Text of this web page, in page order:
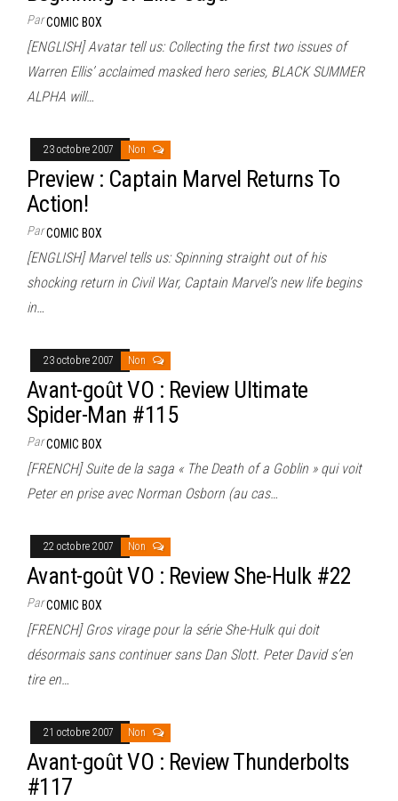
ParCOMIC BOX
[ENGLISH] Avatar tell us: Collecting the first two issues of
Warren Ellis’ acclaimed masked hero series, BLACK SUMMER
ALPHA will…
23 octobre 2007 Non
Preview : Captain Marvel Returns To
Action!
ParCOMIC BOX
[ENGLISH] Marvel tells us: Spinning straight out of his
shocking return in Civil War, Captain Marvel’s new life begins
in…
23 octobre 2007 Non
Avant-goût VO : Review Ultimate
Spider-Man #115
ParCOMIC BOX
[FRENCH] Suite de la saga « The Death of a Goblin » qui voit
Peter en prise avec Norman Osborn (au cas…
22 octobre 2007 Non
Avant-goût VO : Review She-Hulk #22
ParCOMIC BOX
[FRENCH] Gros virage pour la série She-Hulk qui doit
désormais sans continuer sans Dan Slott. Peter David s’en
tire en…
21 octobre 2007 Non
Avant-goût VO : Review Thunderbolts
#117